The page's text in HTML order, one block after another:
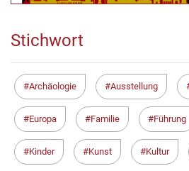
Stichwort
Archäologie Ausstellung
Europa Familie Führung
Kinder Kunst Kultur